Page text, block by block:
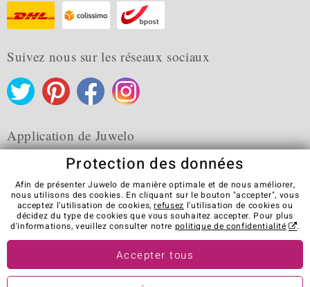
Suivez nous sur les réseaux sociaux
Application de Juwelo
CGV Protection des données
Cookies
Mentions légales
Contact
Révocation du contrat
Visit our stores in other countries:
Protection des données
Afin de présenter Juwelo de manière optimale et de nous améliorer,
nous utilisons des cookies. En cliquant sur le bouton "accepter", vous
acceptez l'utilisation de cookies,refusez l'utilisation de cookies ou
décidez du type de cookies que vous souhaitez accepter. Pour plus
d'informations, veuillez consulter notre politique de confidentialité .
Accepter tous